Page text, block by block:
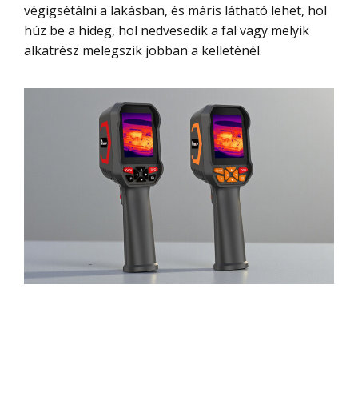
végigsétálni a lakásban, és máris látható lehet, hol
húz be a hideg, hol nedvesedik a fal vagy melyik
alkatrész melegszik jobban a kelleténél.